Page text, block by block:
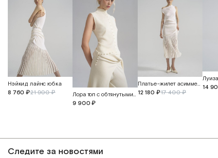
Нэйкид лайнс юбка
8 760 ₽21 900 ₽
Лора топ с обтянутыми пуговицами
9 900 ₽
Платье-жилет асимметричное
12 180 ₽17 400 ₽
14
Следите за новостями